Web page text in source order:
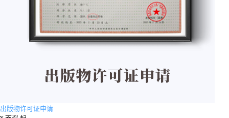
出版物许可证申请